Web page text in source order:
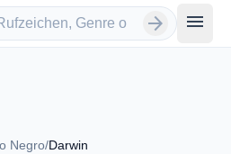
arrow_forward menu
Negro/Darwin